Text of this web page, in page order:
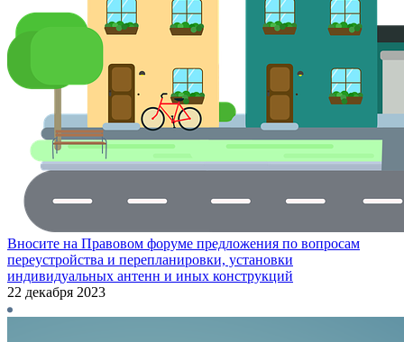
Вносите на Правовом форуме предложения по вопросам
переустройства и перепланировки, установки
индивидуальных антенн и иных конструкций
22 декабря 2023